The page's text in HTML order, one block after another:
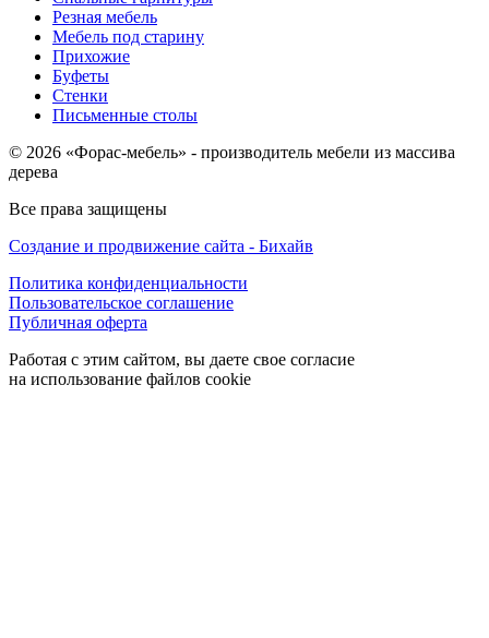
Резная мебель
Мебель под старину
Прихожие
Буфеты
Стенки
Письменные столы
© 2026 «Форас-мебель» - производитель мебели из массива
дерева
Все права защищены
Создание и продвижение сайта - Бихайв
Политика конфиденциальности
Пользовательское соглашение
Публичная оферта
Работая с этим сайтом, вы даете свое согласие
на использование файлов cookie